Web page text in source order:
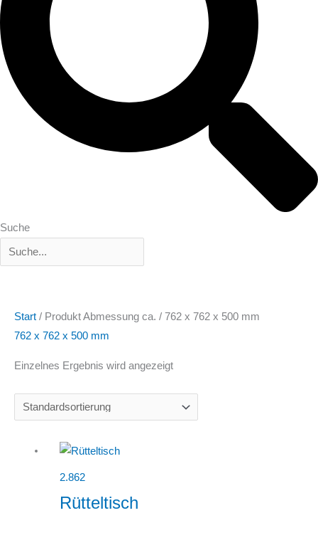
Suche
Start / Produkt Abmessung ca. / 762 x 762 x 500 mm
762 x 762 x 500 mm
Einzelnes Ergebnis wird angezeigt
2.862
Rütteltisch